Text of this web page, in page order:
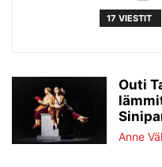
17 VIESTIT
Outi
Anne